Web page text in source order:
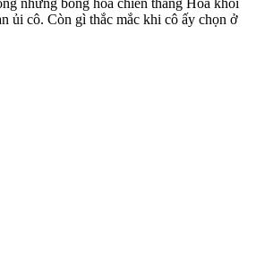
ủi cô. Còn gì thắc mắc khi cô ấy chọn ở